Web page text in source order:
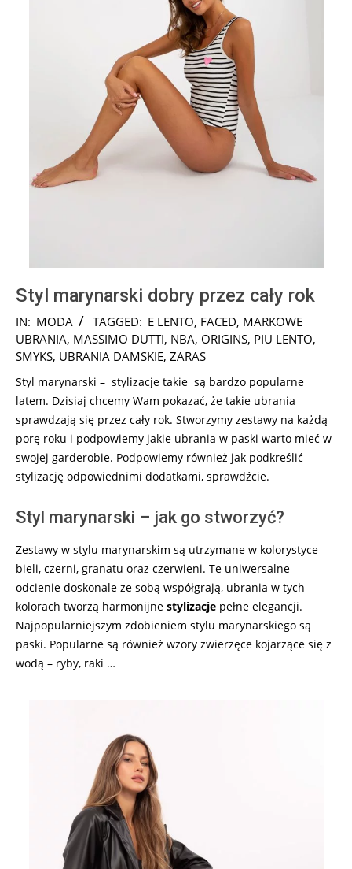
Styl marynarski dobry przez cały rok
2024-
12-
12
IN: MODA TAGGED: E LENTO, FACED, MARKOWE
UBRANIA, MASSIMO DUTTI, NBA, ORIGINS, PIU LENTO,
SMYKS, UBRANIA DAMSKIE, ZARAS
Styl marynarski – stylizacje takie są bardzo popularne
latem. Dzisiaj chcemy Wam pokazać, że takie ubrania
sprawdzają się przez cały rok. Stworzymy zestawy na każdą
porę roku i podpowiemy jakie ubrania w paski warto mieć w
swojej garderobie. Podpowiemy również jak podkreślić
stylizację odpowiednimi dodatkami, sprawdźcie.
Styl marynarski – jak go stworzyć?
Zestawy w stylu marynarskim są utrzymane w kolorystyce
bieli, czerni, granatu oraz czerwieni. Te uniwersalne
odcienie doskonale ze sobą współgrają, ubrania w tych
kolorach tworzą harmonijne stylizacje pełne elegancji.
Najpopularniejszym zdobieniem stylu marynarskiego są
paski. Popularne są również wzory zwierzęce kojarzące się z
wodą – ryby, raki …